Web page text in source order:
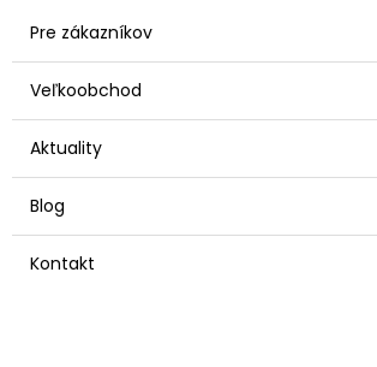
Pre zákazníkov
Veľkoobchod
Aktuality
Blog
Kontakt